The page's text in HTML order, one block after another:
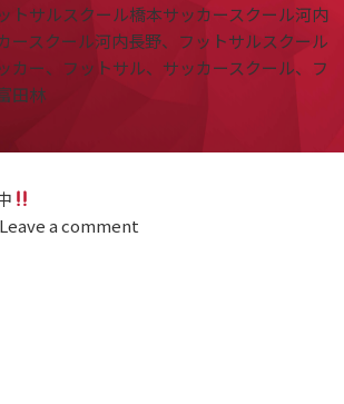
トサルスクール橋本サッカースクール河内
ースクール河内長野、フットサルスクール
カー、フットサル、サッカースクール、フ
田林
Leave a comment